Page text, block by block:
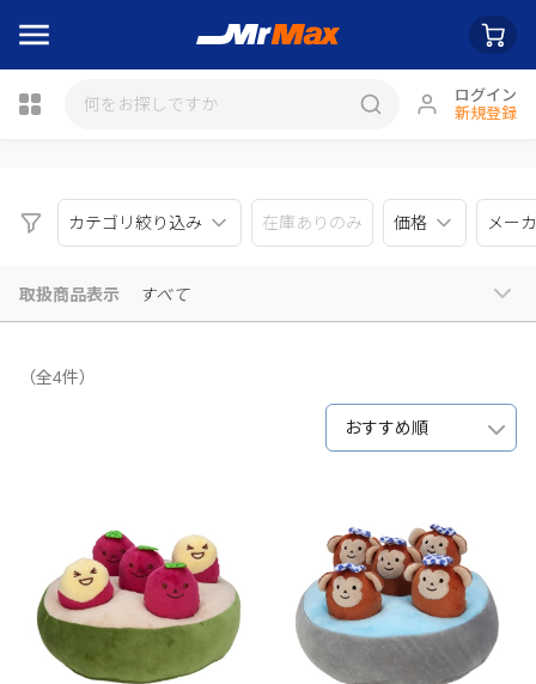
ログイン
新規登録
カテゴリ絞り込み 在庫ありのみ 価格 メー
取扱商品表示 すべて
（全4件）
おすすめ順